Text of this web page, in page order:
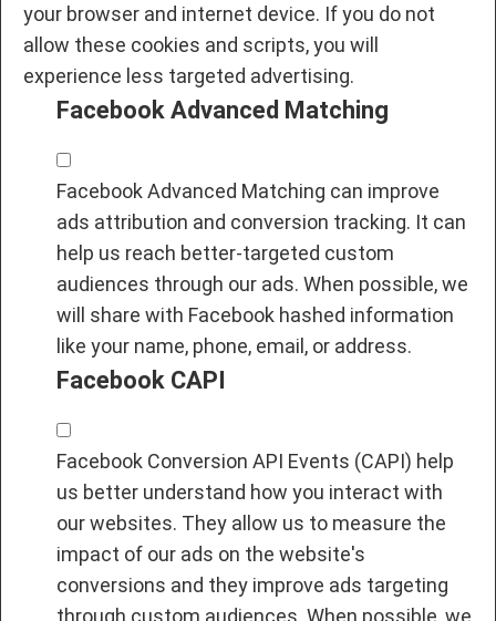
your browser and internet device. If you do not
allow these cookies and scripts, you will
experience less targeted advertising.
Facebook Advanced Matching
Facebook Advanced Matching can improve
ads attribution and conversion tracking. It can
help us reach better-targeted custom
audiences through our ads. When possible, we
will share with Facebook hashed information
like your name, phone, email, or address.
Facebook CAPI
Facebook Conversion API Events (CAPI) help
us better understand how you interact with
our websites. They allow us to measure the
impact of our ads on the website's
conversions and they improve ads targeting
through custom audiences. When possible, we